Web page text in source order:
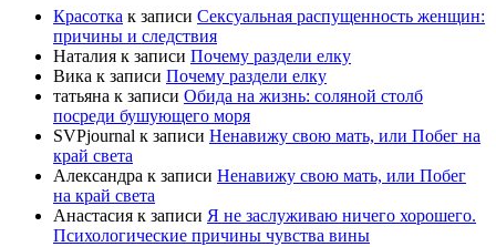
Красотка к записи Сексуальная распущенность женщин:
причины и следствия
Наталия к записи Почему раздели елку
Вика к записи Почему раздели елку
татьяна к записи Обида на жизнь: соляной столб
посреди бушующего моря
SVPjournal к записи Ненавижу свою мать, или Побег на
край света
Александра к записи Ненавижу свою мать, или Побег
на край света
Анастасия к записи Я не заслуживаю ничего хорошего.
Психологические причины чувства вины